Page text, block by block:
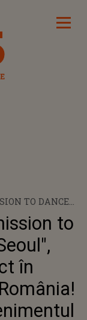
TO DANCE
ÎN DIRECT
ROMÂNIA!
to
în